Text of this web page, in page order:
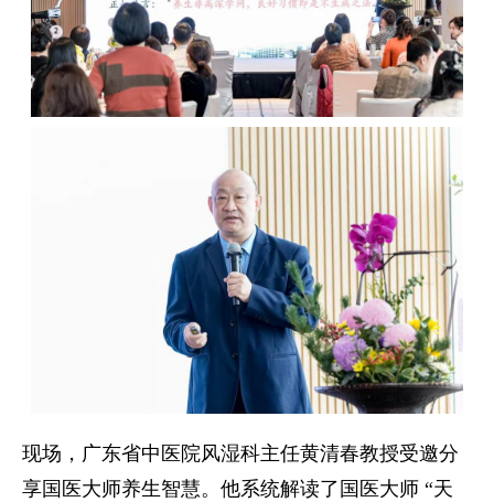
现场，广东省中医院风湿科主任黄清春教授受邀分
享国医大师养生智慧。他系统解读了国医大师 “天